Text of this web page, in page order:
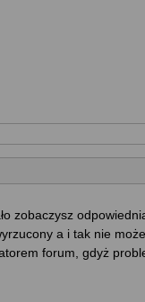
zobaczysz
a i tak nie
forum, gdyż